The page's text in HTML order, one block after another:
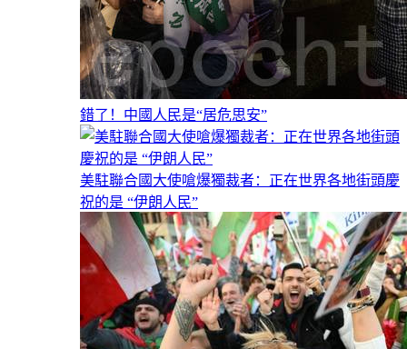
錯了！中國人民是“居危思安”
美駐聯合國大使嗆爆獨裁者：正在世界各地街頭慶
祝的是 “伊朗人民”